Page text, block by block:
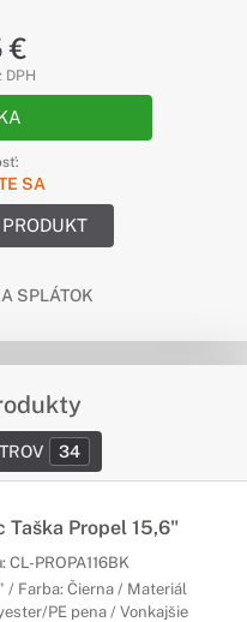
€
DPH
SA
SPLÁTOK
34
Taška Propel 15,6"
CL-PROPA116BK
/ Farba: Čierna / Materiál
PE pena / Vonkajšie